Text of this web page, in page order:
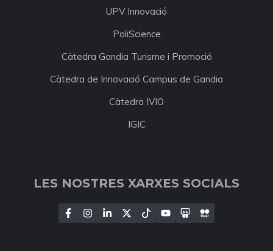
UPV Innovació
PoliScience
Càtedra Gandia Turisme i Promoció
Càtedra de Innovació Campus de Gandia
Càtedra IVIO
IGIC
LES NOSTRES XARXES SOCIALS